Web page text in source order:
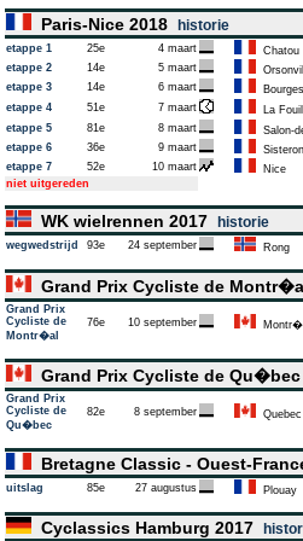
Paris-Nice 2018 historie
etappe 1 25e 4 maart
Chatou
etappe 2
14e 5 maart
etappe 3
14e 6 maart
Bourges
etappe 4
51e 7 maart
La
etappe 5
81e 8 maart
Salon-
etappe 6
36e 9 maart
Sisteron
etappe 7
52e 10 maart
Nice
niet uitgereden
WK wielrennen 2017 historie
wegwedstrijd 93e 24 september Rong
Grand Prix Cycliste de
Grand Prix
Cycliste de
Montr�al
76e 10 september
Grand Prix Cycliste de
Grand Prix
Cycliste de
Qu�bec
82e 8 september Quebec
Bretagne Classic - Ouest-
uitslag 85e 27 augustus Plouay
Cyclassics Hamburg 2017